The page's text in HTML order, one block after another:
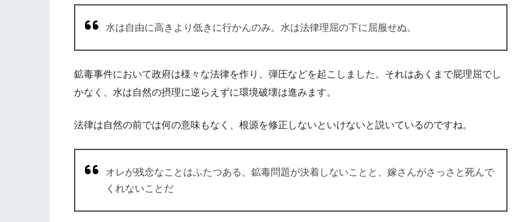
水は自由に高きより低きに行かんのみ。水は法律理屈の下に屈服せぬ。
鉱毒事件において政府は様々な法律を作り、弾圧などを起こしました。それはあくまで屁理屈でし
かなく、水は自然の摂理に逆らえずに環境破壊は進みます。
法律は自然の前では何の意味もなく、根源を修正しないといけないと説いているのですね。
オレが残念なことはふたつある。鉱毒問題が決着しないことと、嫁さんがさっさと死んで
くれないことだ